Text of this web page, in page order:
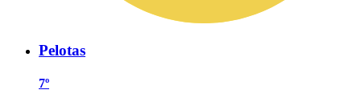
Pelotas
7º